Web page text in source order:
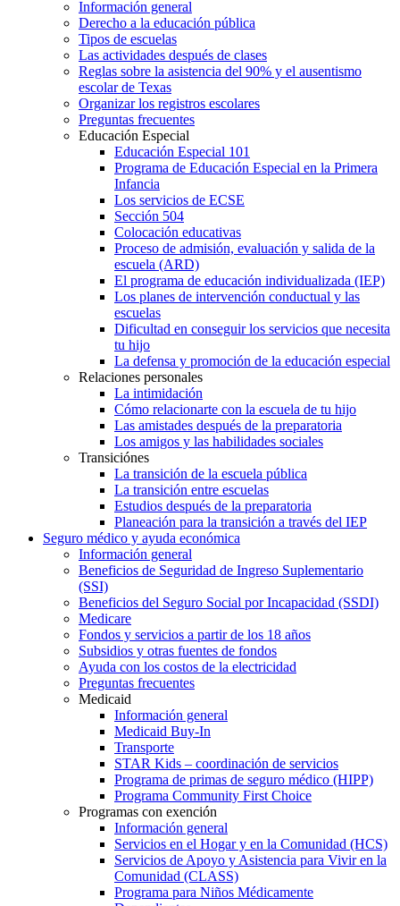
Información general
Derecho a la educación pública
Tipos de escuelas
Las actividades después de clases
Reglas sobre la asistencia del 90% y el ausentismo
escolar de Texas
Organizar los registros escolares
Preguntas frecuentes
Educación Especial
Educación Especial 101
Programa de Educación Especial en la Primera
Infancia
Los servicios de ECSE
Sección 504
Colocación educativas
Proceso de admisión, evaluación y salida de la
escuela (ARD)
El programa de educación individualizada (IEP)
Los planes de intervención conductual y las
escuelas
Dificultad en conseguir los servicios que necesita
tu hijo
La defensa y promoción de la educación especial
Relaciones personales
La intimidación
Cómo relacionarte con la escuela de tu hijo
Las amistades después de la preparatoria
Los amigos y las habilidades sociales
Transiciónes
La transición de la escuela pública
La transición entre escuelas
Estudios después de la preparatoria
Planeación para la transición a través del IEP
Seguro médico y ayuda económica
Información general
Beneficios de Seguridad de Ingreso Suplementario
(SSI)
Beneficios del Seguro Social por Incapacidad (SSDI)
Medicare
Fondos y servicios a partir de los 18 años
Subsidios y otras fuentes de fondos
Ayuda con los costos de la electricidad
Preguntas frecuentes
Medicaid
Información general
Medicaid Buy-In
Transporte
STAR Kids – coordinación de servicios
Programa de primas de seguro médico (HIPP)
Programa Community First Choice
Programas con exención
Información general
Servicios en el Hogar y en la Comunidad (HCS)
Servicios de Apoyo y Asistencia para Vivir en la
Comunidad (CLASS)
Programa para Niños Médicamente